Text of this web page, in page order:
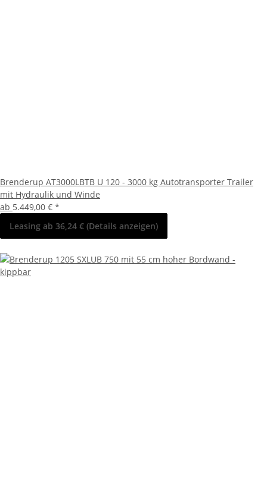
Brenderup AT3000LBTB U 120 - 3000 kg Autotransporter Trailer
mit Hydraulik und Winde
ab 5.449,00 € *
Leasing ab 36,24 € (Details anzeigen)